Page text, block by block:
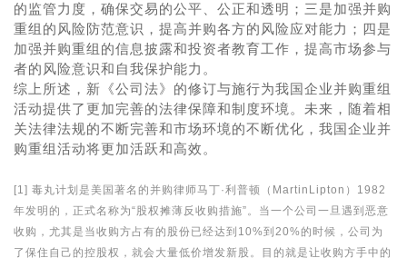
的监管力度，确保交易的公平、公正和透明；三是加强并购
重组的风险防范意识，提高并购各方的风险应对能力；四是
加强并购重组的信息披露和投资者教育工作，提高市场参与
者的风险意识和自我保护能力。
综上所述，新《公司法》的修订与施行为我国企业并购重组
活动提供了更加完善的法律保障和制度环境。未来，随着相
关法律法规的不断完善和市场环境的不断优化，我国企业并
购重组活动将更加活跃和高效。
[1] 毒丸计划是美国著名的并购律师马丁·利普顿（MartinLipton）1982
年发明的，正式名称为“股权摊薄反收购措施”。当一个公司一旦遇到恶意
收购，尤其是当收购方占有的股份已经达到10%到20%的时候，公司为
了保住自己的控股权，就会大量低价增发新股。目的就是让收购方手中的